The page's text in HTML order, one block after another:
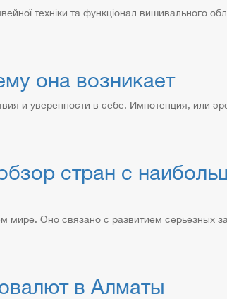
техніки та функціонал вишивального
она возникает
и уверенности в себе. Импотенция, или
стран с
мире. Оно связано с развитием серьезных
в Алматы